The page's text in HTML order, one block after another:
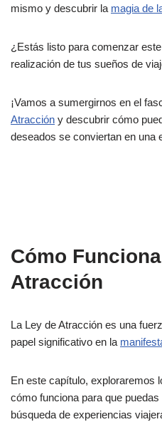
mismo y descubrir la magia de
¿Estás listo para comenzar
realización de tus sueños de
¡Vamos a sumergirnos en el
Atracción y descubrir cómo
deseados se conviertan en una
Cómo
Atracción
La Ley de Atracción es una
papel significativo en la
En este capítulo, exploraremos
cómo funciona para que
búsqueda de experiencias